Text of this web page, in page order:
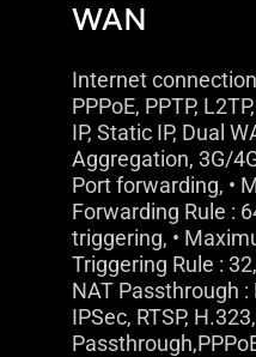
WAN
Internet
PPPoE, PPTP,
IP, Static IP, Dual
Aggregation, 3G/
Port forwarding, •
Forwarding Rule :
triggering, •
Triggering Rule :
NAT Passthrough :
IPSec, RTSP,